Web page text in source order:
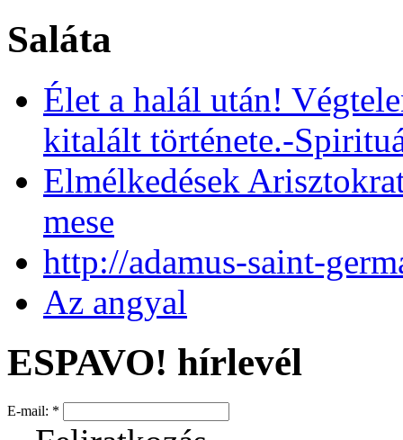
Saláta
Élet a halál után!
kitalált története.-
Elmélkedések
mese
http://adamus-saint-
Az angyal
ESPAVO! hírlevél
E-mail: *